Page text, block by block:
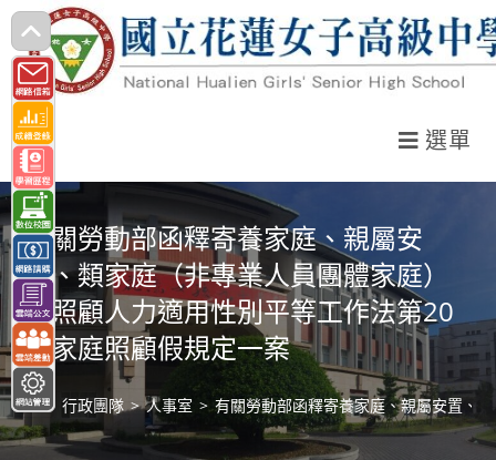
跳
轉
至
主
要
內
容
選單
有關勞動部函釋寄養家庭、親屬安
置、類家庭（非專業人員團體家庭）
之照顧人力適用性別平等工作法第20
條家庭照顧假規定一案
> 行政團隊 > 人事室 > 有關勞動部函釋寄養家庭、親屬安置、